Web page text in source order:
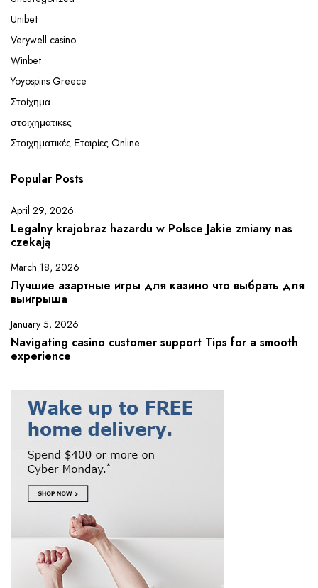
Unibet
Verywell casino
Winbet
Yoyospins Greece
Στοίχημα
στοιχηματικες
Στοιχηματικές Εταιρίες Online
Popular Posts
April 29, 2026
Legalny krajobraz hazardu w Polsce Jakie zmiany nas
czekają
March 18, 2026
Лучшие азартные игры для казино что выбрать для
выигрыша
January 5, 2026
Navigating casino customer support Tips for a smooth
experience